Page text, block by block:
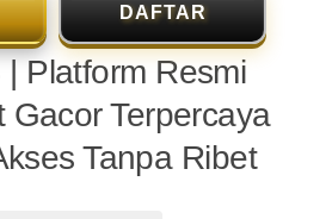
DAFTAR
Platform Resmi
Gacor Terpercaya
Tanpa Ribet